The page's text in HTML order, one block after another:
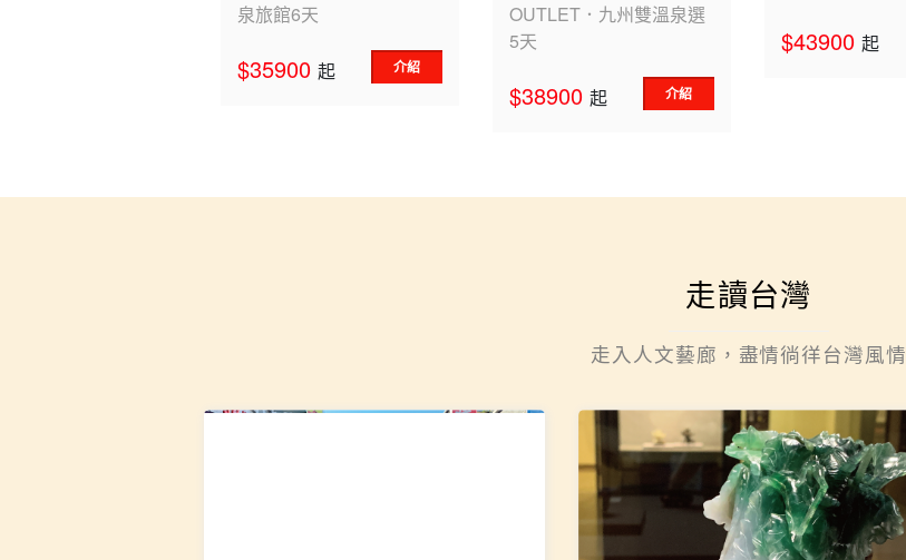
泉旅館6天
$35900 起 介紹
OUTLET．九州雙溫泉選
5天
$38900 起 介紹
$43900 起
走讀台灣
走入人文藝廊，盡情徜徉台灣風情